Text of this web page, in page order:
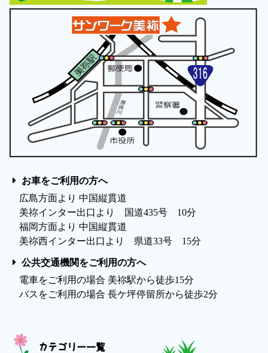
お車をご利用の方へ
広島方面より 中国縦貫道
美祢インター出口より 国道435号 10分
福岡方面より 中国縦貫道
美祢西インター出口より 県道33号 15分
公共交通機関をご利用の方へ
電車をご利用の場合 美祢駅から徒歩15分
バスをご利用の場合 長ケ坪停留所から徒歩2分
カテゴリー一覧